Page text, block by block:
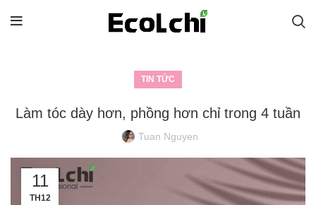
TIN TỨC
Làm tóc dày hơn, phồng hơn chỉ trong 4 tuần
Tuan Nguyen
11
TH12